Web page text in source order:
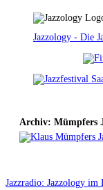
Jazzology - Die
Archiv: Mümpfers
Jazzradio: Jazzology im